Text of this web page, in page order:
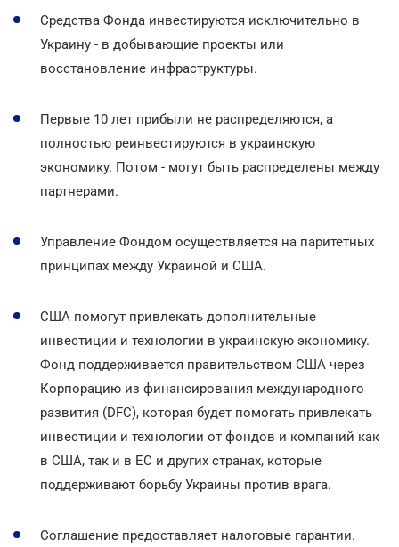
Средства Фонда инвестируются исключительно в
Украину - в добывающие проекты или
восстановление инфраструктуры.
Первые 10 лет прибыли не распределяются, а
полностью реинвестируются в украинскую
экономику. Потом - могут быть распределены между
партнерами.
Управление Фондом осуществляется на паритетных
принципах между Украиной и США.
США помогут привлекать дополнительные
инвестиции и технологии в украинскую экономику.
Фонд поддерживается правительством США через
Корпорацию из финансирования международного
развития (DFC), которая будет помогать привлекать
инвестиции и технологии от фондов и компаний как
в США, так и в ЕС и других странах, которые
поддерживают борьбу Украины против врага.
Соглашение предоставляет налоговые гарантии.